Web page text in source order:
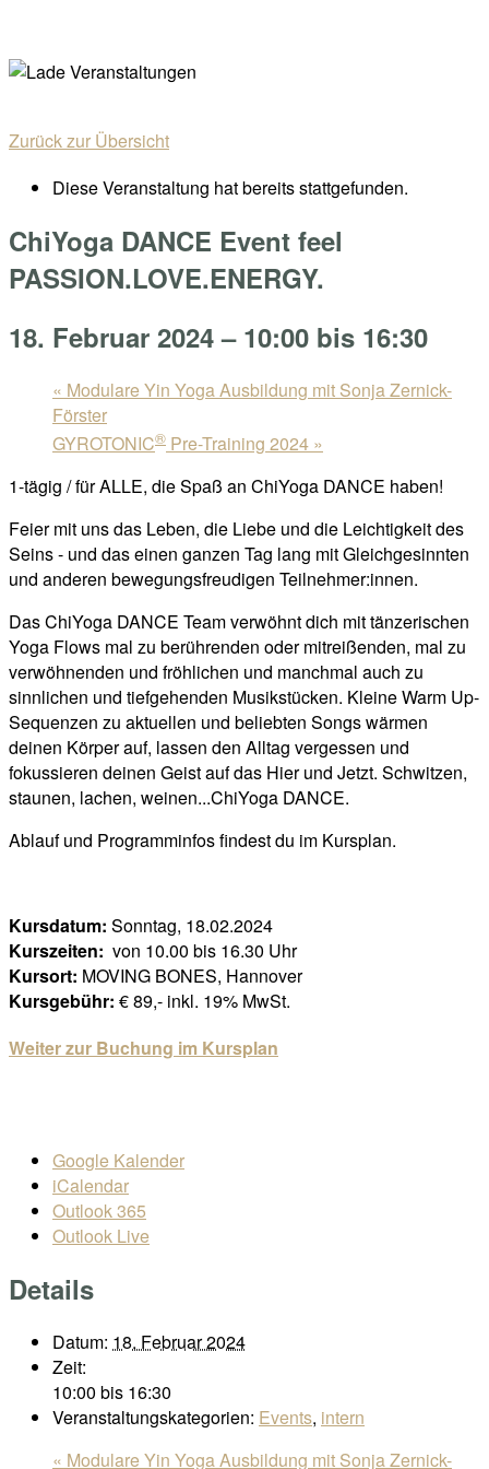
content
Menu
Zurück zur Übersicht
Diese Veranstaltung hat bereits stattgefunden.
ChiYoga DANCE Event feel
PASSION.LOVE.ENERGY.
18. Februar 2024 – 10:00 bis 16:30
« Modulare Yin Yoga Ausbildung mit Sonja Zernick-
Förster
GYROTONIC® Pre-Training 2024 »
1-tägig / für ALLE, die Spaß an ChiYoga DANCE haben!
Feier mit uns das Leben, die Liebe und die Leichtigkeit des
Seins - und das einen ganzen Tag lang mit Gleichgesinnten
und anderen bewegungsfreudigen Teilnehmer:innen.
Das ChiYoga DANCE Team verwöhnt dich mit tänzerischen
Yoga Flows mal zu berührenden oder mitreißenden, mal zu
verwöhnenden und fröhlichen und manchmal auch zu
sinnlichen und tiefgehenden Musikstücken. Kleine Warm Up-
Sequenzen zu aktuellen und beliebten Songs wärmen
deinen Körper auf, lassen den Alltag vergessen und
fokussieren deinen Geist auf das Hier und Jetzt. Schwitzen,
staunen, lachen, weinen...ChiYoga DANCE.
Ablauf und Programminfos findest du im Kursplan.
Kursdatum: Sonntag, 18.02.2024
Kurszeiten: von 10.00 bis 16.30 Uhr
Kursort: MOVING BONES, Hannover
Kursgebühr: € 89,- inkl. 19% MwSt.
Weiter zur Buchung im Kursplan
Google Kalender
iCalendar
Outlook 365
Outlook Live
Details
Datum: 18. Februar 2024
Zeit:
10:00 bis 16:30
Veranstaltungskategorien: Events, intern
« Modulare Yin Yoga Ausbildung mit Sonja Zernick-